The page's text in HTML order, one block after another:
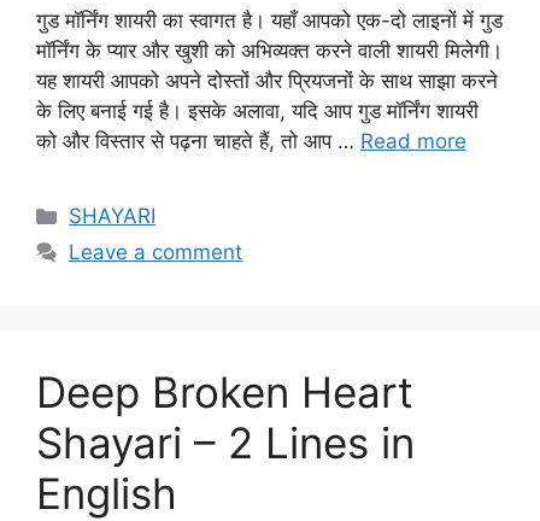
गुड मॉर्निंग शायरी का स्वागत है। यहाँ आपको एक-दो लाइनों में गुड
मॉर्निंग के प्यार और खुशी को अभिव्यक्त करने वाली शायरी मिलेगी।
यह शायरी आपको अपने दोस्तों और प्रियजनों के साथ साझा करने
के लिए बनाई गई है। इसके अलावा, यदि आप गुड मॉर्निंग शायरी
को और विस्तार से पढ़ना चाहते हैं, तो आप … Read more
Categories
SHAYARI
Leave a comment
Deep Broken Heart
Shayari – 2 Lines in
English